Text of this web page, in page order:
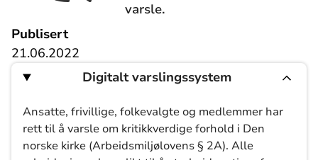
varsle.
Publisert
21.06.2022
Digitalt varslingssystem
Ansatte, frivillige, folkevalgte og medlemmer har
rett til å varsle om kritikkverdige forhold i Den
norske kirke (Arbeidsmiljølovens § 2A). Alle